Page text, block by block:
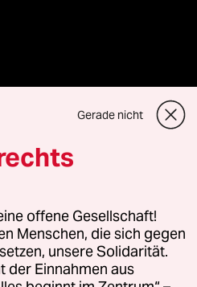
GmbH
Fragen oder für Genehmigungen
Kommune-Richtlinien
Gerade nicht
offene Gesellschaft!
Menschen, die sich gegen
unsere Solidarität.
der Einnahmen aus